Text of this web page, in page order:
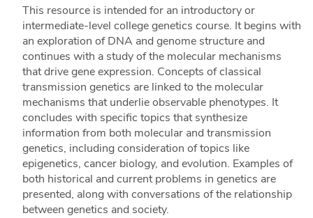
This resource is intended for an introductory or
intermediate-level college genetics course. It begins with
an exploration of DNA and genome structure and
continues with a study of the molecular mechanisms
that drive gene expression. Concepts of classical
transmission genetics are linked to the molecular
mechanisms that underlie observable phenotypes. It
concludes with specific topics that synthesize
information from both molecular and transmission
genetics, including consideration of topics like
epigenetics, cancer biology, and evolution. Examples of
both historical and current problems in genetics are
presented, along with conversations of the relationship
between genetics and society.